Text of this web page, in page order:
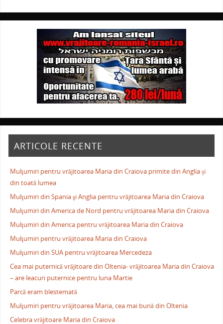
ARTICOLE RECENTE
Mulţumiri pentru vrăjitoarea Maria din Craiova primite din Anglia și
din toată lumea
Mulţumiri din Spania şi Anglia pentru vrăjitoarea Maria din Craiova
Mulţumiri din America de Nord pentru vrăjitoarea Maria din Craiova
Mulţumiri din America pentru vrăjitoarea Maria din Craiova
Mulţumiri pentru vrăjitoarea Maria din Craiova
Mulţumiri din SUA pentru vrăjitoarea Mercedeza
Cea mai puternică vrăjitoare din Oltenia- vrăjitoarea Maria din Craiova
– are leacuri puternice pentru luna Martie
Parcă eram blestemată
Mulţumiri pentru vrăjitoarea Maria, cea mai bună din Oltenia
Celebra vrăjitoare Maria din Craiova